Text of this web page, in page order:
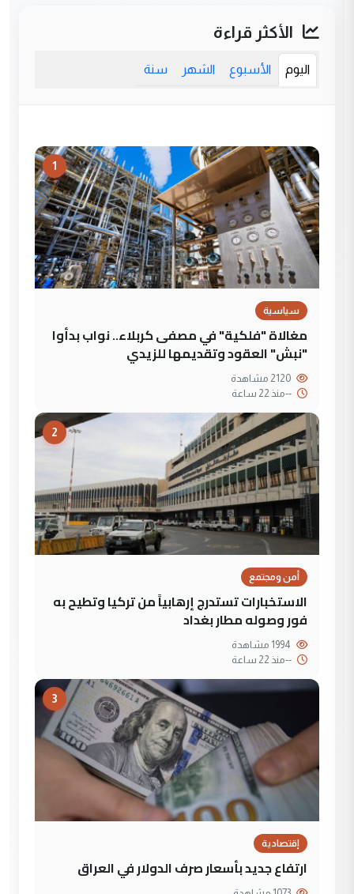
الأكثر قراءة
اليوم الأسبوع الشهر سنة
1
سياسية
مغالاة "فلكية" في مصفى كربلاء.. نواب بدأوا
"نبش" العقود وتقديمها للزيدي
--منذ 22 ساعة
2
أمن ومجتمع
الاستخبارات تستدرج إرهابياً من تركيا وتطيح به
فور وصوله مطار بغداد
--منذ 22 ساعة
3
إقتصادية
ارتفاع جديد بأسعار صرف الدولار في العراق